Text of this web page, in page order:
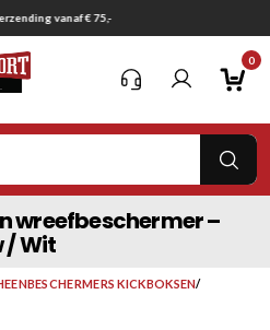
vanaf € 75,-
0
wreefbeschermer –
/ Wit
KICKBOKSEN/